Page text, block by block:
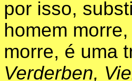
por isso,
homem
morre, é uma
Verderben,